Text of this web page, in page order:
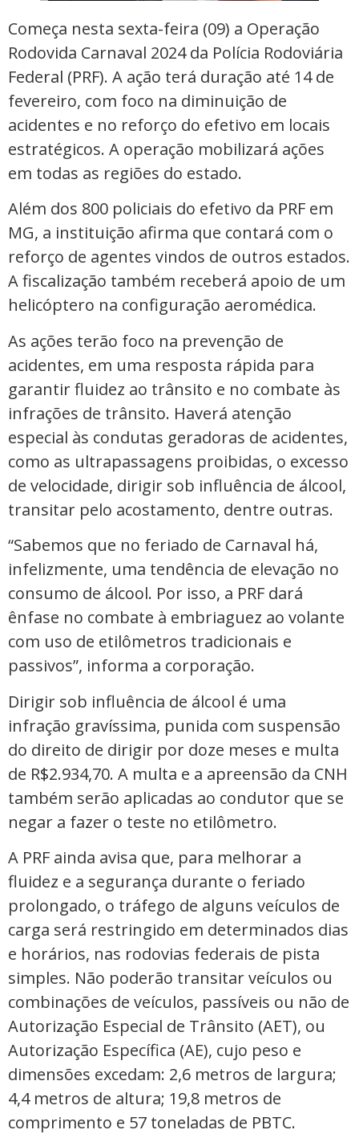
Começa nesta sexta-feira (09) a Operação
Rodovida Carnaval 2024 da Polícia Rodoviária
Federal (PRF). A ação terá duração até 14 de
fevereiro, com foco na diminuição de
acidentes e no reforço do efetivo em locais
estratégicos. A operação mobilizará ações
em todas as regiões do estado.
Além dos 800 policiais do efetivo da PRF em
MG, a instituição afirma que contará com o
reforço de agentes vindos de outros estados.
Afiscalização também receberá apoio de um
helicóptero na configuração aeromédica.
As ações terão foco na prevenção de
acidentes, em uma resposta rápida para
garantir fluidez ao trânsito e no combate às
infrações de trânsito. Haverá atenção
especial às condutas geradoras de acidentes,
como as ultrapassagens proibidas, o excesso
de velocidade, dirigir sob influência de álcool,
transitar pelo acostamento, dentre outras.
“Sabemos que no feriado de Carnaval há,
infelizmente, uma tendência de elevação no
consumo de álcool. Por isso, a PRF dará
ênfase no combate à embriaguez ao volante
com uso de etilômetros tradicionais e
passivos”, informa a corporação.
Dirigir sob influência de álcool é uma
infração gravíssima, punida com suspensão
do direito de dirigir por doze meses e multa
de R$2.934,70. A multa e a apreensão da CNH
também serão aplicadas ao condutor que se
negar a fazer o teste no etilômetro.
A PRF ainda avisa que, para melhorar a
fluidez e a segurança durante o feriado
prolongado, o tráfego de alguns veículos de
carga será restringido em determinados dias
e horários, nas rodovias federais de pista
simples. Não poderão transitar veículos ou
combinações de veículos, passíveis ou não de
Autorização Especial de Trânsito (AET), ou
Autorização Específica (AE), cujo peso e
dimensões excedam: 2,6 metros de largura;
4,4 metros de altura; 19,8 metros de
comprimento e 57 toneladas de PBTC.